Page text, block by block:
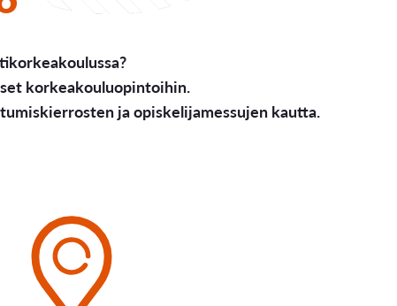
korkeakouluopintoihin.
ja opiskelijamessujen kautta.